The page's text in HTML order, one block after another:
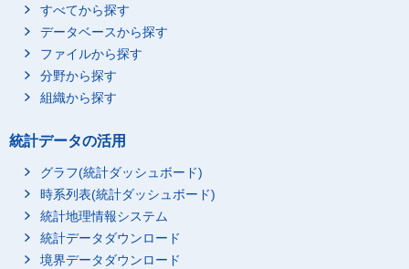
すべてから探す
データベースから探す
ファイルから探す
分野から探す
組織から探す
統計データの活用
グラフ(統計ダッシュボード)
時系列表(統計ダッシュボード)
統計地理情報システム
統計データダウンロード
境界データダウンロード